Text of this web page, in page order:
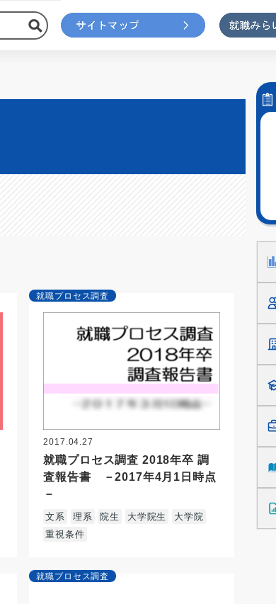
就職プロセス調査
2017.04.27
就職プロセス調査 2018年卒 調
査報告書 －2017年4月1日時点
－
文系 理系 院生 大学院生
大学院
重視条件
就職プロセス調査